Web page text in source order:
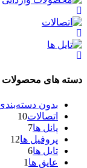
دسته های محصولات
بدون
اتصالات10
پانل ها7
پروفیل ها12
تایل ها6
عایق ها 1